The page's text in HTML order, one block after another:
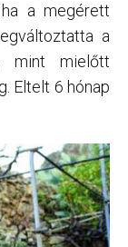
a megérett
a
mint mielőtt
Eltelt 6 hónap